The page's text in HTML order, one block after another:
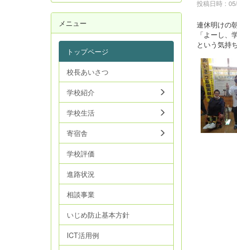
投稿日時 :
連休明けの
「よーし、
という気持
メニュー
トップページ
校長あいさつ
学校紹介
学校生活
寄宿舎
学校評価
進路状況
相談事業
いじめ防止基本方針
ICT活用例